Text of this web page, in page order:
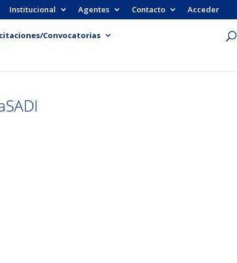
Institucional Agentes Contacto Acceder
Convocatorias